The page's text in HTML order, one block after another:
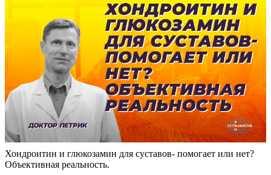
Хондроитин и глюкозамин для суставов- помогает или нет?
Объективная реальность.